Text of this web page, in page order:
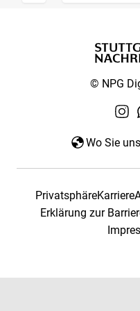
© NPG
Wo Sie
PrivatsphäreKarriere
Erklärung zur